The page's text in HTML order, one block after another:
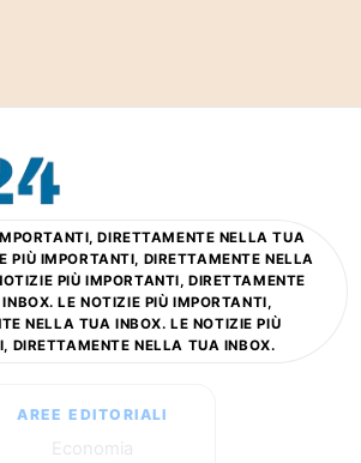
DIRETTAMENTE NELLA TUA
PIÙ IMPORTANTI, DIRETTAMENTE NELLA
PIÙ IMPORTANTI, DIRETTAMENTE
LE NOTIZIE PIÙ IMPORTANTI,
NELLA TUA INBOX. LE NOTIZIE PIÙ
DIRETTAMENTE NELLA TUA INBOX.
AREE EDITORIALI
Economia